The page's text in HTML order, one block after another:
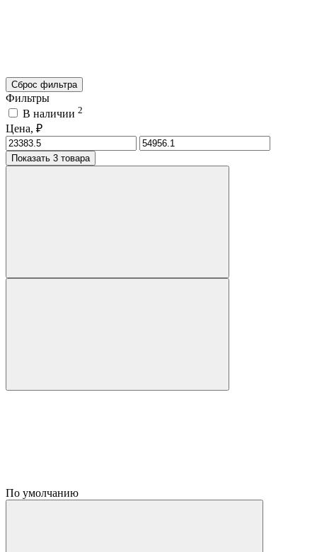
Сброс фильтра
Фильтры
В наличии 2
Цена, ₽
Показать 3 товара
По умолчанию